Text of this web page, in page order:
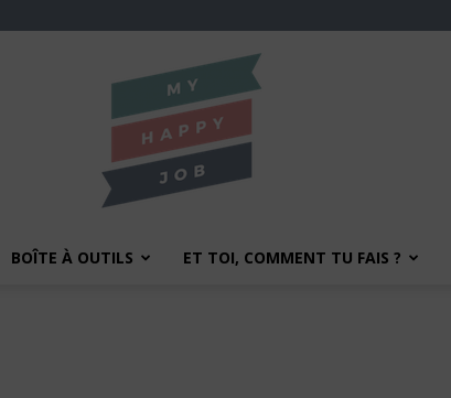
BOÎTE À OUTILS ET TOI, COMMENT TU FAIS ?